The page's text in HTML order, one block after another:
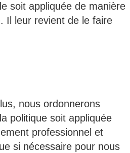
soit appliquée de manière
Il leur revient de le faire
nous ordonnerons
politique soit appliquée
professionnel et
si nécessaire pour nous